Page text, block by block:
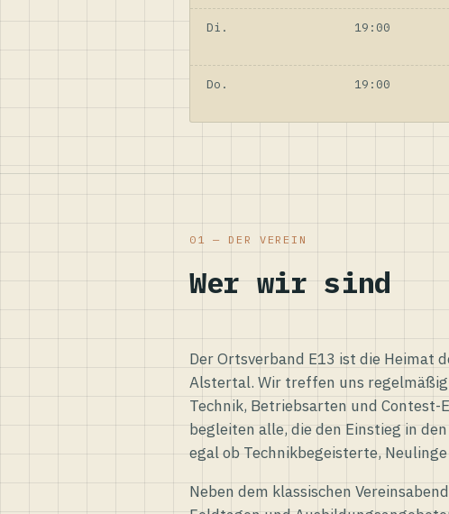
Di. 19:00
Do. 19:00
01 — DER VEREIN
Wer wir sind
Der Ortsverband E13 ist die Heimat
Alstertal. Wir treffen uns
Technik, Betriebsarten und Contest-
begleiten alle, die den Einstieg in
egal ob Technikbegeisterte,
Neben dem klassischen